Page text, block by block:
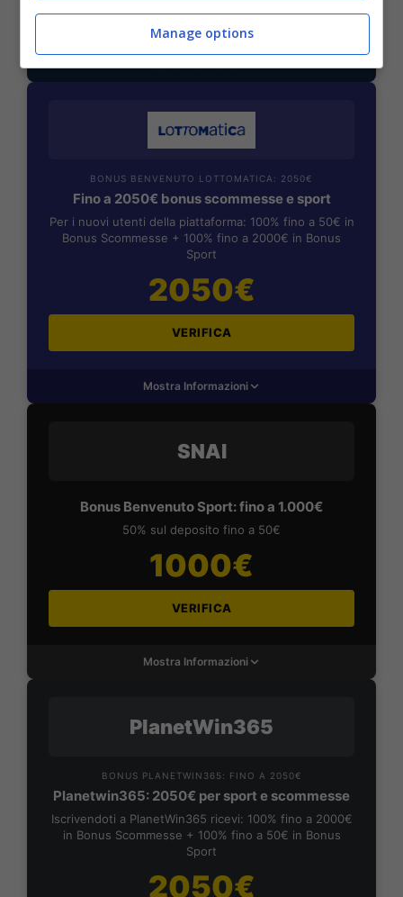
VERIFICA
Mostra Informazioni
BONUS BENVENUTO LOTTOMATICA: 2050€
Fino a 2050€ bonus scommesse e sport
Per i nuovi utenti della piattaforma: 100% fino a 50€ in
Bonus Scommesse + 100% fino a 2000€ in Bonus
Sport
2050€
VERIFICA
Mostra Informazioni
SNAI
Bonus Benvenuto Sport: fino a 1.000€
50% sul deposito fino a 50€
1000€
VERIFICA
Mostra Informazioni
PlanetWin365
BONUS PLANETWIN365: FINO A 2050€
Planetwin365: 2050€ per sport e scommesse
Iscrivendoti a PlanetWin365 ricevi: 100% fino a 2000€
in Bonus Scommesse + 100% fino a 50€ in Bonus
Sport
2050€
Manage options